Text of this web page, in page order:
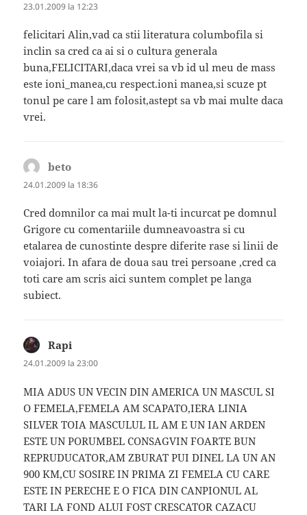
23.01.2009 la 12:23
felicitari Alin,vad ca stii literatura columbofila si
inclin sa cred ca ai si o cultura generala
buna,FELICITARI,daca vrei sa vb id ul meu de mass
este ioni_manea,cu respect.ioni manea,si scuze pt
tonul pe care l am folosit,astept sa vb mai multe daca
vrei.
beto
24.01.2009 la 18:36
Cred domnilor ca mai mult la-ti incurcat pe domnul
Grigore cu comentariile dumneavoastra si cu
etalarea de cunostinte despre diferite rase si linii de
voiajori. In afara de doua sau trei persoane ,cred ca
toti care am scris aici suntem complet pe langa
subiect.
Rapi
24.01.2009 la 23:00
MIA ADUS UN VECIN DIN AMERICA UN MASCUL SI
O FEMELA,FEMELA AM SCAPATO,IERA LINIA
SILVER TOIA MASCULUL IL AM E UN IAN ARDEN
ESTE UN PORUMBEL CONSAGVIN FOARTE BUN
REPRUDUCATOR,AM ZBURAT PUI DINEL LA UN AN
900 KM,CU SOSIRE IN PRIMA ZI FEMELA CU CARE
ESTE IN PERECHE E O FICA DIN CANPIONUL AL
TARI LA FOND ALUI FOST CRESCATOR CAZACU